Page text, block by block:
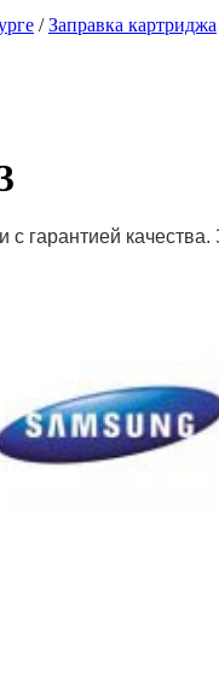
/ Заправка картриджа
гарантией